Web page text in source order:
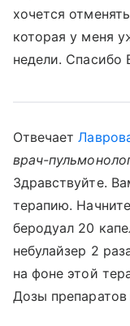
хочется
которая у меня
недели. Спасибо
Отвечает
врач-
Здравствуйте.
терапию.
беродуал 20
небулайзер 2
на фоне этой
Дозы